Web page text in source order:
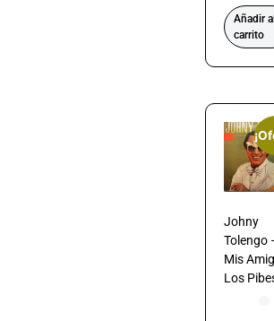
Añadir
carrito
Johny
Tolengo
Mis
Los